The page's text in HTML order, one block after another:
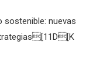
sostenible: nuevas